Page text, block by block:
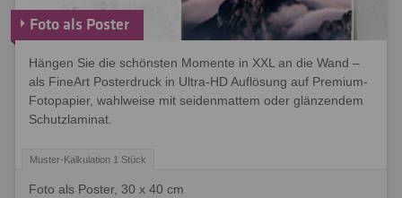
Foto als Poster
Hängen Sie die schönsten Momente in XXL an die Wand –
als FineArt Posterdruck in Ultra-HD Auflösung auf Premium-
Fotopapier, wahlweise mit seidenmattem oder glänzendem
Schutzlaminat.
Foto als Poster, 30 x 40 cm